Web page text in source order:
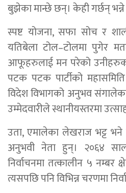
बुझेका मान्छे छन्। केही गर्छन् भन्ने
स्पष्ट योजना, सफा सोच र
यतिबेला टोल–टोलमा पुगेर
आफूहरुलाई मन परेको उनीहरुको
पटक पटक पार्टीको
विदेश विभागको अनुभव
उम्मेदवारीले स्थानीयस्तरमा
उता, एमालेका लेखराज भट्ट
अनुभवी नेता हुन्। २०६४
निर्वाचनमा तत्कालीन ५ नम्बर
त्यसपछि पनि विभिन्न चरणमा